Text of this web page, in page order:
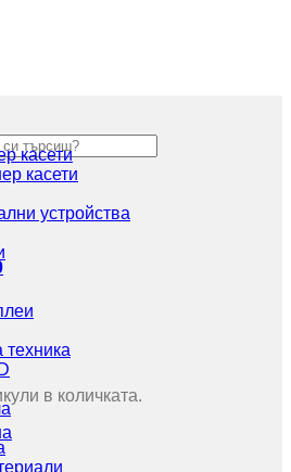
в количката.
касети
касети
устройства
техника